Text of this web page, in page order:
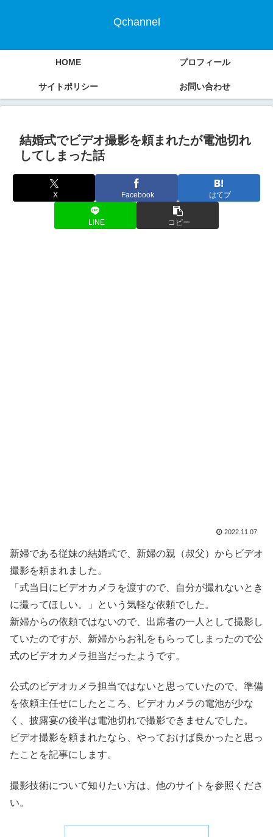
Qchannel
HOME プロフィール
サイトポリシー お問い合わせ
結婚式でビデオ撮影を頼まれたが電池切れ
してしまった話
X Facebook はてブ
LINE コピー
2022.11.07
新婦である従妹の結婚式で、新婦の親（叔父）からビデオ
撮影を頼まれました。
「式当日にビデオカメラを渡すので、自分が撮れないとき
に撮ってほしい。」という気軽な依頼でした。
新婦からの依頼ではないので、出席者の一人として撮影し
ていたのですが、新婦からお礼をもらってしまったので公
式のビデオカメラ担当だったようです。
公式のビデオカメラ担当ではないと思っていたので、準備
を依頼主任せにしたところ、ビデオカメラの電池が少な
く、披露宴の後半は電池切れで撮影できませんでした。
ビデオ撮影を頼まれたなら、やっておけば良かったと思っ
たことを記事にします。
撮影技術について知りたい方は、他のサイトを参照くださ
い。